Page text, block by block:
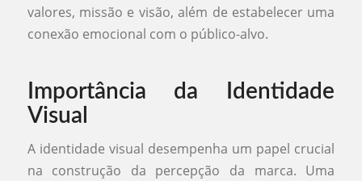
valores, missão e visão, além de estabelecer uma
conexão emocional com o público-alvo.
Importância da Identidade
Visual
A identidade visual desempenha um papel crucial
na construção da percepção da marca. Uma